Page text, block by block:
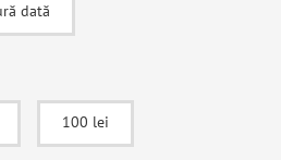
x (twitter)|youtube
dată
100 lei